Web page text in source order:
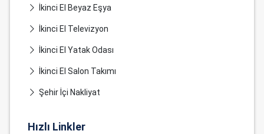
İkinci El Beyaz Eşya
İkinci El Televizyon
İkinci El Yatak Odası
İkinci El Salon Takımı
Şehir İçi Nakliyat
Hızlı Linkler